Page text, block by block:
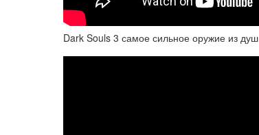
Dark Souls 3 самое сильное оружие из душ